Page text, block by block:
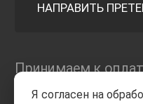
НАПРАВИТЬ
Принимаем к
Я согласен на